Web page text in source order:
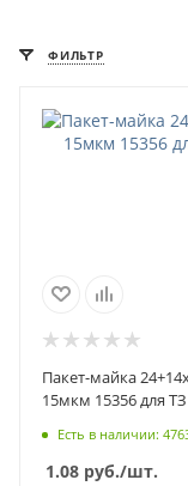
ФИЛЬТР
Пакет-майка
15мкм 15356 для ТЗ
Есть в наличии:
1.08 руб./шт.